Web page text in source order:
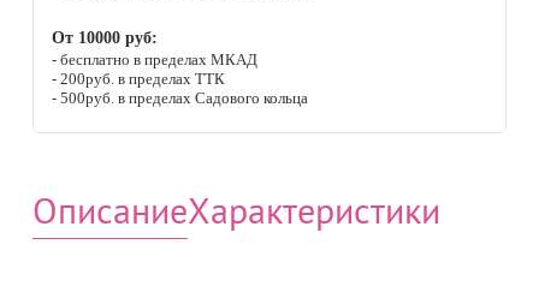
От 10000 руб:
бесплатно в пределах МКАД
200руб. в пределах ТТК
500руб. в пределах Садового кольца
ОписаниеХарактеристики